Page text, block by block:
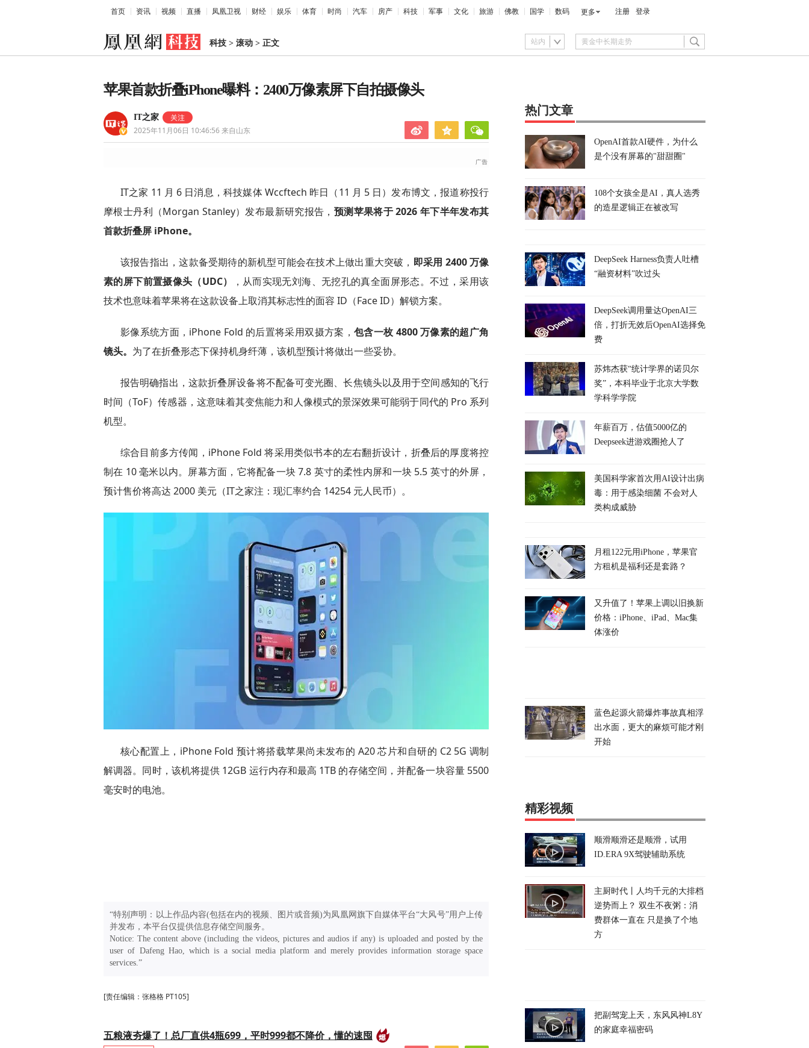
首页 资讯 视频 直播 凤凰卫视 财经 娱乐 体育 时尚 汽车 房产 科技 军事 文化 旅游 佛教 国学 数码 更多 注册 登录
科技 > 滚动 > 正文 站内
苹果首款折叠iPhone曝料：2400万像素屏下自拍摄像头
IT之家
2025年11月06日 10:46:56来自山东
IT之家 11 月 6 日消息，科技媒体 Wccftech 昨日（11 月 5 日）发布博文，报道称投行
摩根士丹利（Morgan Stanley）发布最新研究报告， 预测苹果将于 2026 年下半年发布其
首款折叠屏 iPhone。
该报告指出，这款备受期待的新机型可能会在技术上做出重大突破， 即采用 2400 万像
素的屏下前置摄像头（UDC）
，从而实现无刘海、无挖孔的真全面屏形态。不过，采用该
技术也意味着苹果将在这款设备上取消其标志性的面容 ID（Face ID）解锁方案。
影像系统方面，iPhone Fold 的后置将采用双摄方案， 包含一枚 4800 万像素的超广角
镜头。 为了在折叠形态下保持机身纤薄，该机型预计将做出一些妥协。
报告明确指出，这款折叠屏设备将不配备可变光圈、长焦镜头以及用于空间感知的飞行
时间（ToF）传感器，这意味着其变焦能力和人像模式的景深效果可能弱于同代的 Pro 系列
机型。
综合目前多方传闻，iPhone Fold 将采用类似书本的左右翻折设计，折叠后的厚度将控
制在 10 毫米以内。屏幕方面，它将配备一块 7.8 英寸的柔性内屏和一块 5.5 英寸的外屏，
预计售价将高达 2000 美元（IT之家注：现汇率约合 14254 元人民币）。
核心配置上，iPhone Fold 预计将搭载苹果尚未发布的 A20 芯片和自研的 C2 5G 调制
解调器。同时，该机将提供 12GB 运行内存和最高 1TB 的存储空间，并配备一块容量 5500
毫安时的电池。
“特别声明：以上作品内容(包括在内的视频、图片或音频)为凤凰网旗下自媒体平台“大风号”用户上传
并发布，本平台仅提供信息存储空间服务。
Notice: The content above (including the videos, pictures and audios if any) is uploaded and posted by the
user of Dafeng Hao, which is a social media platform and merely provides information storage space
services.”
[责任编辑：张格格 PT105]
五粮液夯爆了！总厂直供4瓶699，平时999都不降价，懂的速囤
热门文章
OpenAI首款AI硬件，为什么
是个没有屏幕的"甜甜圈"
108个女孩全是AI，真人选秀
的造星逻辑正在被改写
DeepSeek Harness负责人吐槽
“融资材料”吹过头
DeepSeek调用量达OpenAI三
倍，打折无效后OpenAI选择免
费
苏炜杰获“统计学界的诺贝尔
奖”，本科毕业于北京大学数
学科学学院
年薪百万，估值5000亿的
Deepseek进游戏圈抢人了
美国科学家首次用AI设计出病
毒：用于感染细菌 不会对人
类构成威胁
月租122元用iPhone，苹果官
方租机是福利还是套路？
又升值了！苹果上调以旧换新
价格：iPhone、iPad、Mac集
体涨价
蓝色起源火箭爆炸事故真相浮
出水面，更大的麻烦可能才刚
开始
精彩视频
顺滑顺滑还是顺滑，试用
ID.ERA 9X驾驶辅助系统
主厨时代丨人均千元的大排档
逆势而上？ 双生不夜粥：消
费群体一直在 只是换了个地
方
把副驾宠上天，东风风神L8Y
的家庭幸福密码